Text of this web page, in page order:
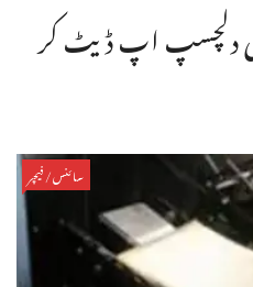
دلچسپ اپ ڈیٹ کر
سائنس/فیچر